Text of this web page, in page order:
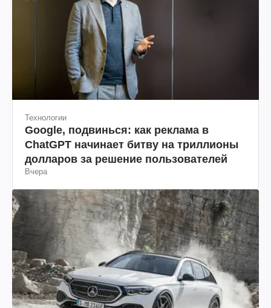
Технологии
Google, подвинься: как реклама в
ChatGPT начинает битву на триллионы
долларов за решение пользователей
Вчера